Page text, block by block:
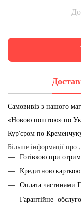
Самовивіз з нашого
«Новою поштою» по
Кур'єром по
Більше інформації про
Готівкою при
Кредитною карткою
Оплата частинами
Гарантійне